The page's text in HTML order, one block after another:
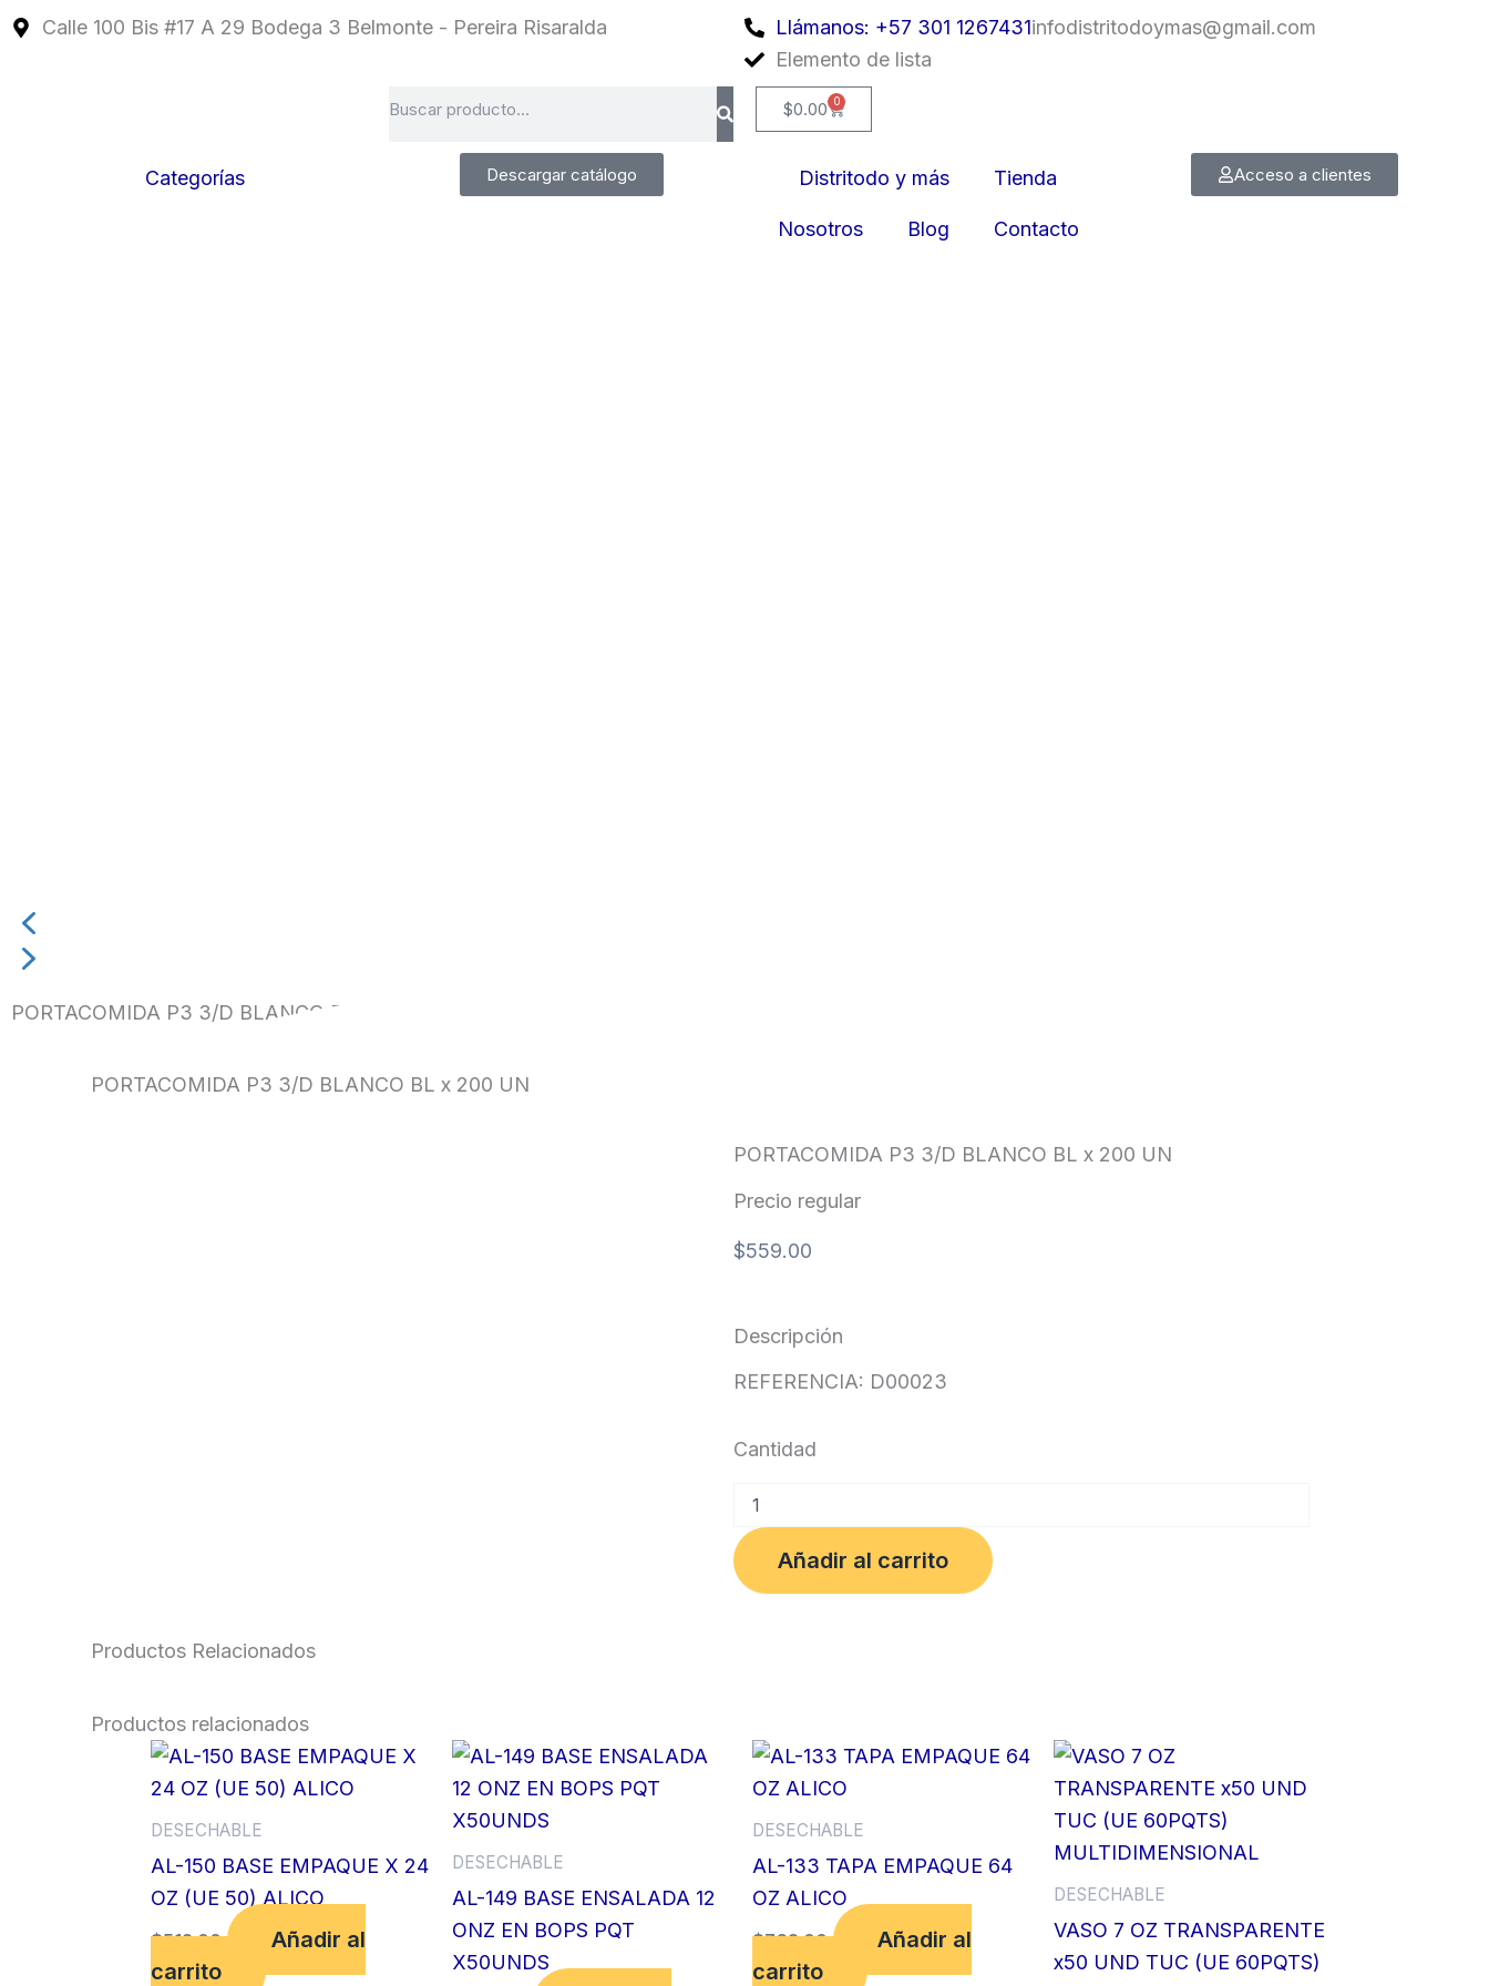
Calle 100 Bis #17 A 29 Bodega 3 Belmonte - Pereira Risaralda Llámanos: +57 301 1267431infodistritodoymas@gmail.com
Elemento de lista
$0.00 0
Cart
Categorías Descargar catálogo Distritodo y más Tienda
Nosotros Blog Contacto
Acceso a clientes
PORTACOMIDA P3 3/D BLANCO BL x 200 UN
PORTACOMIDA P3 3/D BLANCO BL x 200 UN
PORTACOMIDA P3 3/D BLANCO BL x 200 UN
Precio regular
$559.00
Descripción
REFERENCIA: D00023
Cantidad
3/D
BLANCO
BL
Añadir al carrito
Productos Relacionados
Productos relacionados
DESECHABLE
AL-150 BASE EMPAQUE X 24
OZ (UE 50) ALICO
$512.00
Añadir al
carrito
DESECHABLE
AL-149 BASE ENSALADA 12
ONZ EN BOPS PQT
X50UNDS
DESECHABLE
AL-133 TAPA EMPAQUE 64
OZ ALICO
$762.00
Añadir al
carrito
DESECHABLE
VASO 7 OZ TRANSPARENTE
x50 UND TUC (UE 60PQTS)